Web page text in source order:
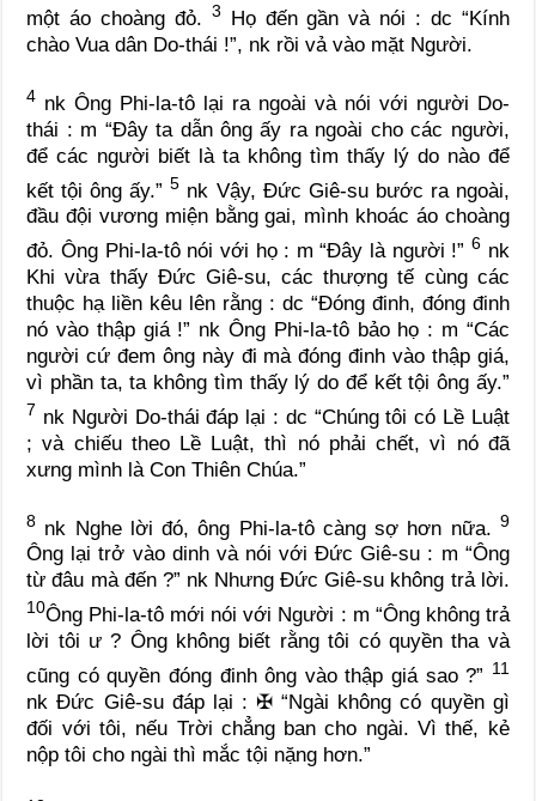
một áo choàng đỏ. 3 Họ đến gần và nói : dc “Kính
chào Vua dân Do-thái !”, nk rồi vả vào mặt Người.
4 nk Ông Phi-la-tô lại ra ngoài và nói với người Do-
thái : m “Đây ta dẫn ông ấy ra ngoài cho các người,
để các người biết là ta không tìm thấy lý do nào để
kết tội ông ấy.”5 nk Vậy, Đức Giê-su bước ra ngoài,
đầu đội vương miện bằng gai, mình khoác áo choàng
đỏ. Ông Phi-la-tô nói với họ : m “Đây là người !”6 nk
Khi vừa thấy Đức Giê-su, các thượng tế cùng các
thuộc hạ liền kêu lên rằng : dc “Đóng đinh, đóng đinh
nó vào thập giá !” nk Ông Phi-la-tô bảo họ : m “Các
người cứ đem ông này đi mà đóng đinh vào thập giá,
vì phần ta, ta không tìm thấy lý do để kết tội ông ấy.”
7 nk Người Do-thái đáp lại : dc “Chúng tôi có Lề Luật
; và chiếu theo Lề Luật, thì nó phải chết, vì nó đã
xưng mình là Con Thiên Chúa.”
8 nk Nghe lời đó, ông Phi-la-tô càng sợ hơn nữa. 9
Ông lại trở vào dinh và nói với Đức Giê-su : m “Ông
từ đâu mà đến ?” nkNhưng Đức Giê-su không trả lời.
10Ông Phi-la-tô mới nói với Người : m “Ông không trả
lời tôi ư ? Ông không biết rằng tôi có quyền tha và
cũng có quyền đóng đinh ông vào thập giá sao ?” 11
nk Đức Giê-su đáp lại : ✠ “Ngài không có quyền gì
đối với tôi, nếu Trời chẳng ban cho ngài. Vì thế, kẻ
nộp tôi cho ngài thì mắc tội nặng hơn.”